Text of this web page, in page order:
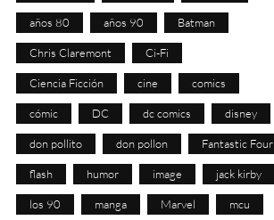
años 80 años 90 Batman
Chris Claremont Ci-Fi
Ciencia Ficción cine comics
cómic DC dc comics disney
don pollito don pollon Fantastic Four
flash humor image jack kirby
los 90 manga Marvel mcu